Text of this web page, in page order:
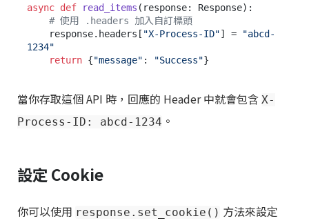
async def read_items ( response: Response):
# 使用 .headers 加入自訂標頭
    response.headers[
"X-Process-ID"] =
"abcd-
1234"
return {"message" : "Success"
當你存取這個 API 時，回應的 Header 中就會包含 X-
Process-ID: abcd-1234 。
設定 Cookie
你可以使用 response.set_cookie() 方法來設定